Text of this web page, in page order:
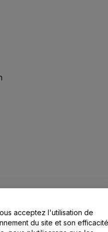
contacter
acceptez l'utilisation de
du site et son efficacité